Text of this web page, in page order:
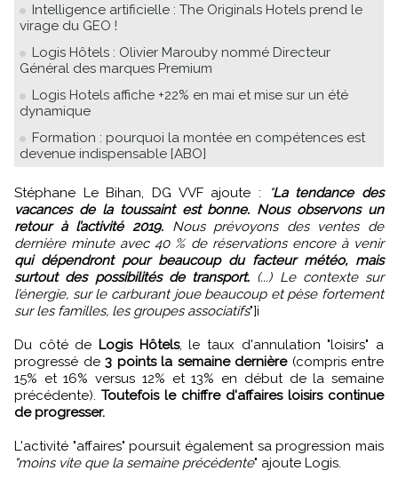
Intelligence artificielle : The Originals Hotels prend le
virage du GEO !
Logis Hôtels : Olivier Marouby nommé Directeur
Général des marques Premium
Logis Hotels affiche +22% en mai et mise sur un été
dynamique
Formation : pourquoi la montée en compétences est
devenue indispensable [ABO]
Stéphane Le Bihan, DG VVF ajoute : "La tendance des
vacances de la toussaint est bonne. Nous observons un
retour à l’activité 2019. Nous prévoyons des ventes de
dernière minute avec 40 % de réservations encore à venir
qui dépendront pour beaucoup du facteur météo, mais
surtout des possibilités de transport. (...) Le contexte sur
l’énergie, sur le carburant joue beaucoup et pèse fortement
sur les familles, les groupes associatifs"]i
Du côté de Logis Hôtels, le taux d'annulation "loisirs" a
progressé de 3 points la semaine dernière(compris entre
15% et 16% versus 12% et 13% en début de la semaine
précédente). Toutefois le chiffre d'affaires loisirs continue
de progresser.
L'activité "affaires" poursuit également sa progression mais
"moins vite que la semaine précédente" ajoute Logis.